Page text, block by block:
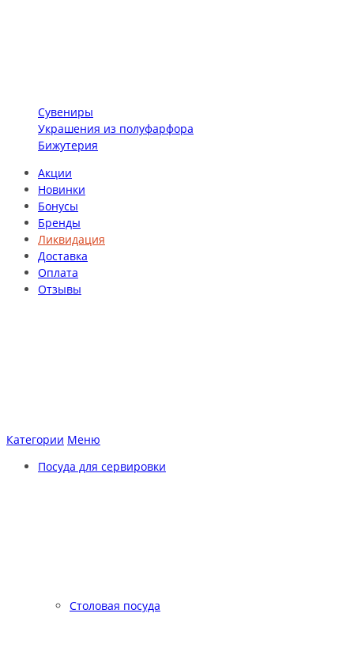
Сувениры
Украшения из полуфарфора
Бижутерия
Акции
Новинки
Бонусы
Бренды
Ликвидация
Доставка
Оплата
Отзывы
Категории Меню
Посуда для сервировки
Столовая посуда